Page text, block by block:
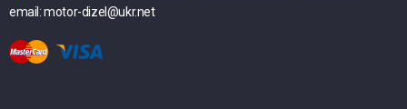
email: motor-dizel@ukr.net